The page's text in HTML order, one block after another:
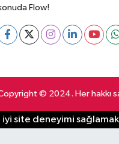
Flow!
© 2024. Her hakkı
iyi site deneyimi